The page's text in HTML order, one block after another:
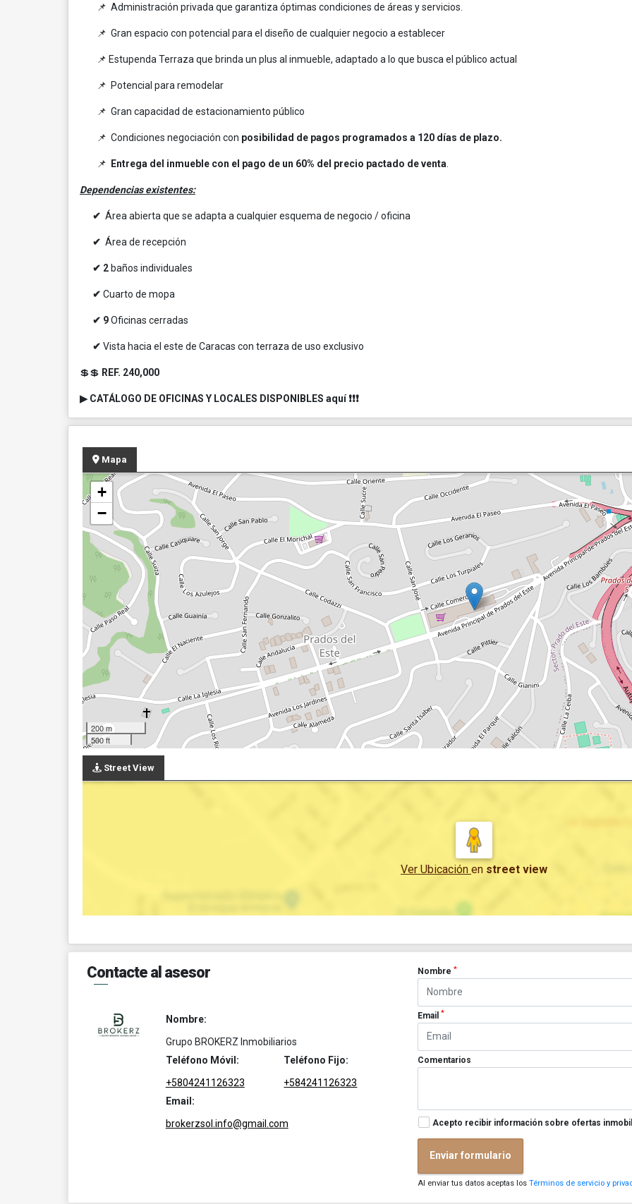
📌 Administración privada que garantiza óptimas condiciones de áreas y servicios.
📌 Gran espacio con potencial para el diseño de cualquier negocio a establecer
📌 Estupenda Terraza que brinda un plus al inmueble, adaptado a lo que busca el público actual
📌 Potencial para remodelar
📌 Gran capacidad de estacionamiento público
📌 Condiciones negociación con posibilidad de pagos programados a 120 días de plazo.
📌 Entrega del inmueble con el pago de un 60% del precio pactado de venta
Dependencias existentes:
✔ Área abierta que se adapta a cualquier esquema de negocio / oficina
✔ Área de recepción
✔ 2 baños individuales
✔ Cuarto de mopa
✔ 9Oficinas cerradas
✔ Vista hacia el este de Caracas con terraza de uso exclusivo
💲💲 REF. 240,000
▶ CATÁLOGO DE OFICINAS Y LOCALES DISPONIBLES aquí ❗❗❗
Mapa
+
−
200 m
500 ft
Street View
Ver Ubicación en street view
Contacte al asesor
Nombre:
Grupo BROKERZ Inmobiliarios
Teléfono Móvil:
+5804241126323
Teléfono Fijo:
+584241126323
Email:
brokerzsol.info@gmail.com
Nombre*
Email*
Comentarios
Acepto recibir información sobre ofertas
Enviar formulario
Al enviar tus datos aceptas losTérminos de servicio y